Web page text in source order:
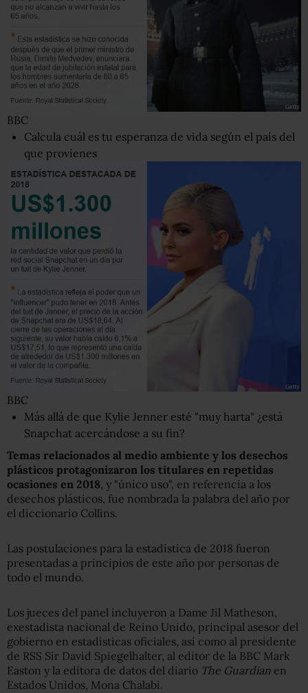
BBC
Calcula cuál es tu esperanza de vida según el país del
que provienes
BBC
Más allá de que Kylie Jenner esté "muy harta" ¿está
Snapchat acercándose a su fin?
Temas relacionados al medio ambiente y los desechos
plásticos protagonizaron los titulares en repetidas
ocasiones en 2018, y "único uso", en referencia a los
desechos plásticos, fue nombrada la palabra del año por
el diccionario Collins.
Las postulaciones para la estadística de 2018 fueron
presentadas a principios de este año por personas de
todo el mundo.
Los jueces del panel incluyeron a Dame Jil Matheson,
exestadista nacional de Reino Unido, principal asesor del
gobierno en estadísticas oficiales, así como al presidente
de RSS Sir David Spiegelhalter, al editor de la BBC Mark
Easton y la editora de datos del diario The Guardian en
Estados Unidos, Mona Chalabi.